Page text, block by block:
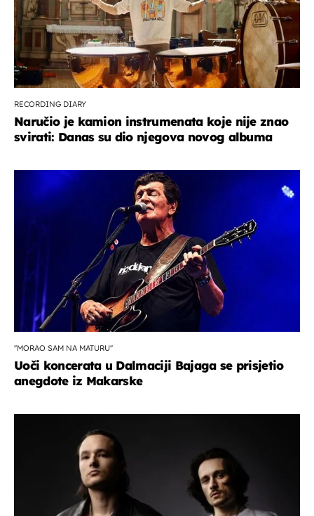
RECORDING DIARY
Naručio je kamion instrumenata koje nije znao
svirati: Danas su dio njegova novog albuma
''MORAO SAM NA MATURU''
Uoči koncerata u Dalmaciji Bajaga se prisjetio
anegdote iz Makarske